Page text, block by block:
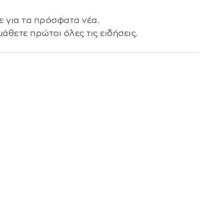
για τα πρόσφατα νέα.
πρώτοι όλες τις ειδήσεις.